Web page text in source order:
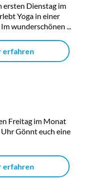
ersten Dienstag im
Yoga in einer
wunderschönen ...
erfahren
Freitag im Monat
Gönnt euch eine
erfahren